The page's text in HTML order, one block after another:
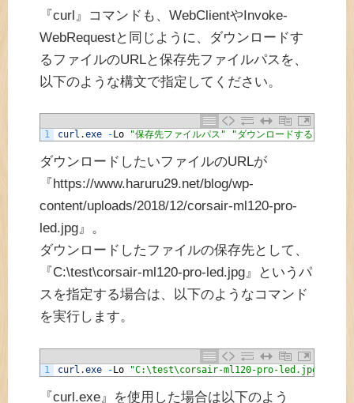
『curl』コマンドも、WebClientやInvoke-
WebRequestと同じように、ダウンロードす
るファイルのURLと保存先ファイルパスを、
以下のような構文で指定してください。
1 curl .exe - Lo "保存先ファイルパス" "ダウンロードするファイル
ダウンロードしたいファイルのURLが
『https://www.haruru29.net/blog/wp-
content/uploads/2018/12/corsair-ml120-pro-
led.jpg』。
ダウンロードしたファイルの保存先として、
『C:\test\corsair-ml120-pro-led.jpg』というパ
スを指定する場合は、以下のようなコマンド
を実行します。
1 curl .exe -Lo "C:\test\corsair-ml120-pro-led.jpg"
『curl.exe』を使用した場合は以下のよう